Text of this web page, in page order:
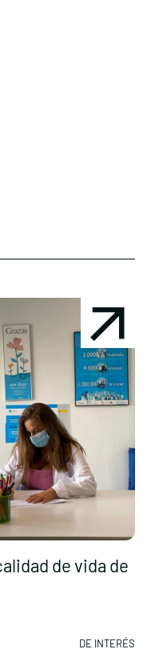
de vida de
DE INTERÉS